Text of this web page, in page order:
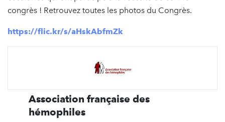
congrès ! Retrouvez toutes les photos du Congrès.
https://flic.kr/s/aHskAbfmZk
Association française des
hémophiles